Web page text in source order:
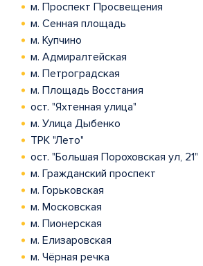
м. Проспект Просвещения
м. Сенная площадь
м. Купчино
м. Адмиралтейская
м. Петроградская
м. Площадь Восстания
ост. "Яхтенная улица"
м. Улица Дыбенко
ТРК "Лето"
ост. "Большая Пороховская ул, 21"
м. Гражданский проспект
м. Горьковская
м. Московская
м. Пионерская
м. Елизаровская
м. Чёрная речка